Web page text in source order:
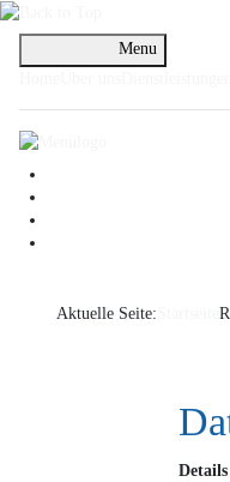
Menu
Aktuelle Seite:
Details